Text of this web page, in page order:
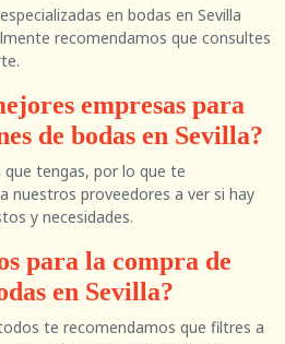
en bodas en Sevilla
recomendamos que consultes
empresas para
de bodas en Sevilla?
que tengas, por lo que te
nuestros proveedores a ver si hay
y necesidades.
para la compra de
en Sevilla?
te recomendamos que filtres a